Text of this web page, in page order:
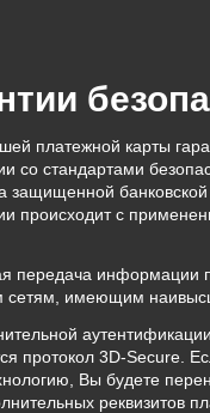
платежной карты
со стандартами
защищенной
происходит с
передача информации
сетям, имеющим
протокол 3D-Secure.
Вы будете
реквизитов